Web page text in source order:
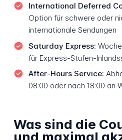
International Deferred
Option für schwere oder
internationale Sendungen
Saturday Express:
für Express-Stufen-
After-Hours Service:
08:00 oder nach 18:00 an
Was sind die